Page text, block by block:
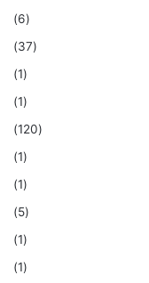
(6)
(37)
(1)
(1)
(120)
(1)
(1)
(5)
(1)
(1)